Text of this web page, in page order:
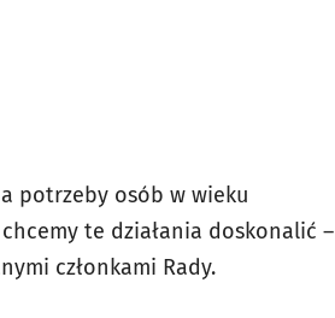
potrzeby osób w wieku
te działania doskonalić –
członkami Rady.